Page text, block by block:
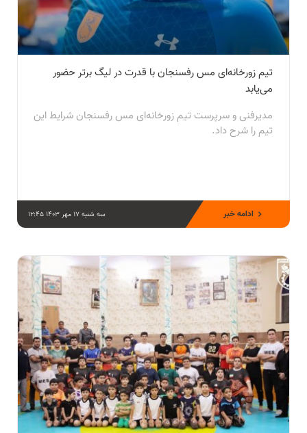
تیم زورخانه‌ای مس رفسنجان با قدرت در لیگ برتر حضور
می‌یابد
مدیرفنی و سرپرست تیم زورخانه‌ای مس رفسنجان شرایط این
تیم را شرح داد.
سه شنبه 17 مهر 1403 12:45 ادامه خبر